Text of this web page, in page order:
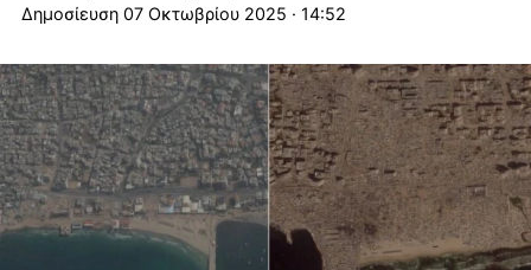
07 Οκτωβρίου 2025 · 14:52